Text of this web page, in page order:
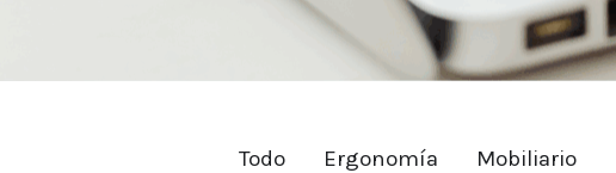
Todo Ergonomía Mobiliario